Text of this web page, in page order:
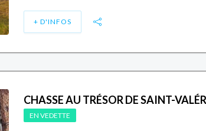
+ D'INFOS
CHASSE AU TRÉSOR DE SAINT-
EN VEDETTE